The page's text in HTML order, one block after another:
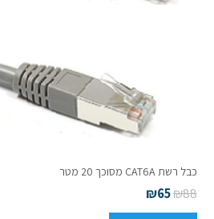
כבל רשת CAT6A מסוכך 20 מטר
₪88
₪65